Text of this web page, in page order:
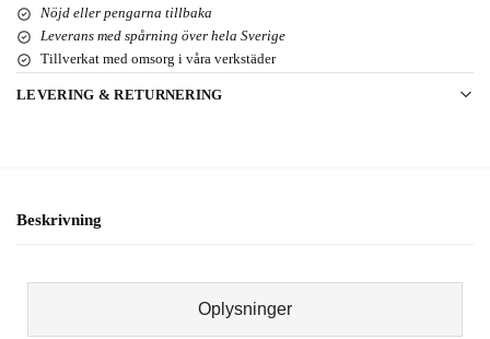
Nöjd eller pengarna tillbaka
Leverans med spårning över hela Sverige
Tillverkat med omsorg i våra verkstäder
LEVERING & RETURNERING
Beskrivning
Oplysninger